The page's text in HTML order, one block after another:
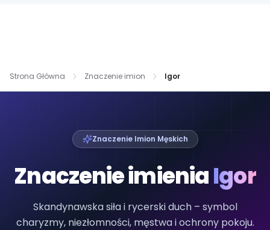
Strona Główna Znaczenie imion Igor
Znaczenie Imion Męskich
Znaczenie imieniaIgor
Skandynawska siła i rycerski duch – symbol
charyzmy, niezłomności, męstwa i ochrony pokoju.